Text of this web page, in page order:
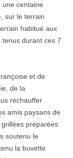
une centaine
sur le terrain
habitué aux
durant ces 7
et de
de la
réchauffer
amis paysans de
préparées
soutenu le
la buvette